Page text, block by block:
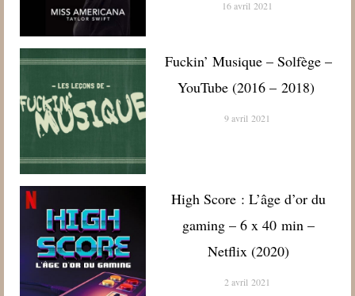
16 avril 2021
Fuckin’ Musique – Solfège –
YouTube (2016 – 2018)
9 avril 2021
High Score : L’âge d’or du
gaming – 6 x 40 min –
Netflix (2020)
2 avril 2021